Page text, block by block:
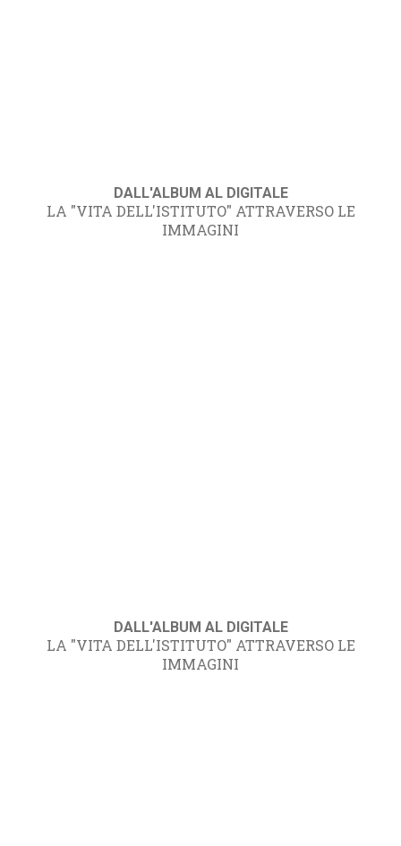
DALL'ALBUM AL DIGITALE
LA "VITA DELL'ISTITUTO" ATTRAVERSO LE
IMMAGINI
DALL'ALBUM AL DIGITALE
LA "VITA DELL'ISTITUTO" ATTRAVERSO LE
IMMAGINI